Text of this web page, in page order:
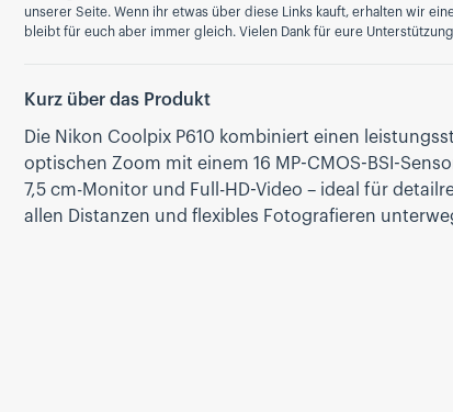
unserer Seite. Wenn ihr etwas über diese Links kauft, erhalten wir
bleibt für euch aber immer gleich. Vielen Dank für eure
Kurz über das Produkt
Die Nikon Coolpix P610 kombiniert einen
optischen Zoom mit einem 16 MP-CMOS-BSI-
7,5 cm-Monitor und Full-HD-Video – ideal für
allen Distanzen und flexibles Fotografieren